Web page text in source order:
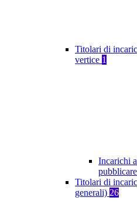
Titolari di
vertice 1
Incarichi
Titolari di
generali) 26